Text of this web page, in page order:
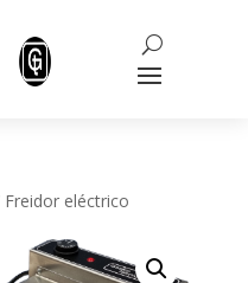
Freidor eléctrico